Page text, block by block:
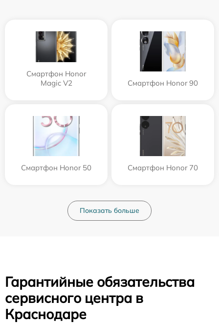
Смартфон Honor
Magic V2
Смартфон Honor 90
Смартфон Honor 50 Смартфон Honor 70
Показать больше
Гарантийные обязательства
сервисного центра в
Краснодаре